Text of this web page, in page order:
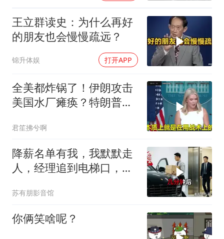
王立群读史：为什么再好
的朋友也会慢慢疏远？
锦升体娱 打开APP
全美都炸锅了！伊朗攻击
美国水厂瘫痪？特朗普却
君笙拂兮啊
降薪名单有我，我默默走
人，经理追到电梯口，见
苏有朋影音馆
你俩笑啥呢？